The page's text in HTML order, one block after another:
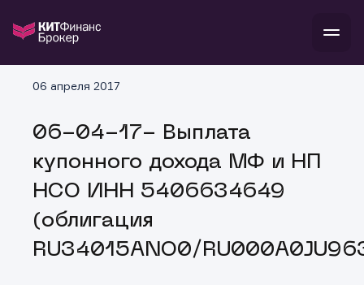
Войти
банкам и компаниям
о компании
поддержка
тарифы
06 апреля 2017
06-04-17- Выплата
купонного дохода МФ и НП
НСО ИНН 5406634649
(облигация
RU34015ANO0/